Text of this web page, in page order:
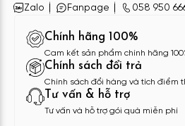
Zalo Fanpage 058 950
Chính hãng 100%
Cam kết sản phẩm chính hãng
Chính sách đổi trả
Chính sách đổi hàng và tích điểm
Tư vấn & hỗ trợ
Tư vấn và hỗ trợ gói quà miễn phí